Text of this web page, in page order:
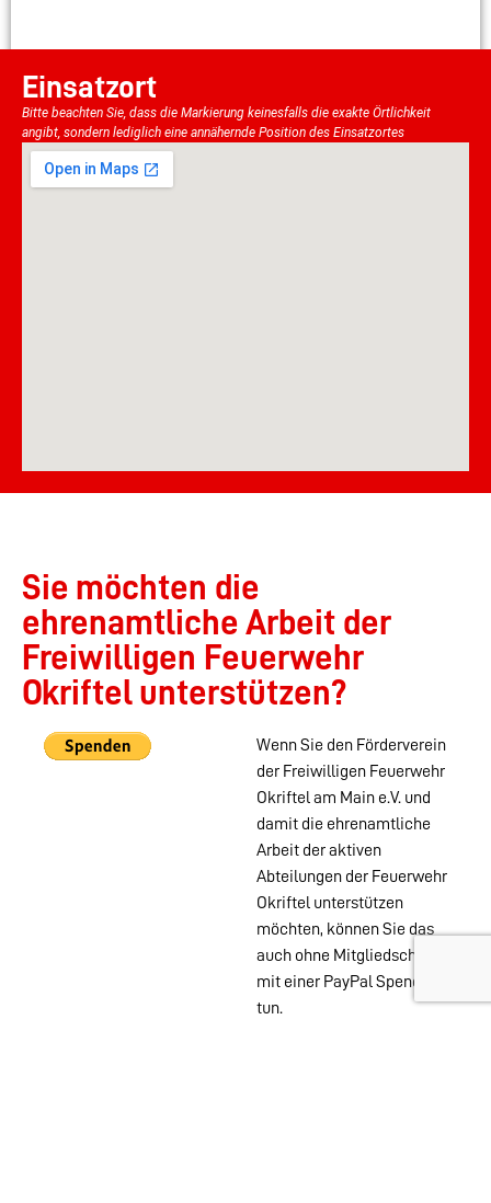
Einsatzort
Bitte beachten Sie, dass die Markierung keinesfalls die exakte Örtlichkeit
angibt, sondern lediglich eine annähernde Position des Einsatzortes
Sie möchten die
ehrenamtliche Arbeit der
Freiwilligen Feuerwehr
Okriftel unterstützen?
Wenn Sie den Förderverein
der Freiwilligen Feuerwehr
Okriftel am Main e.V. und
damit die ehrenamtliche
Arbeit der aktiven
Abteilungen der Feuerwehr
Okriftel unterstützen
möchten, können Sie das
auch ohne Mitgliedschaft
mit einer PayPal Spende
tun.